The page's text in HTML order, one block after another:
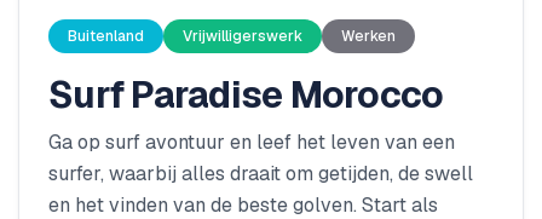
Buitenland Vrijwilligerswerk Werken
Surf Paradise Morocco
Ga op surf avontuur en leef het leven van een
surfer, waarbij alles draait om getijden, de swell
en het vinden van de beste golven. Start als